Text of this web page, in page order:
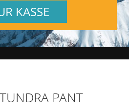
KASSE
PANT